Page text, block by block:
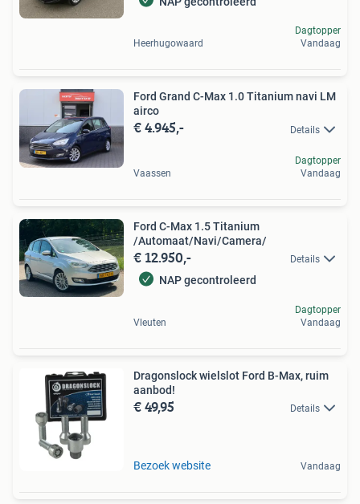
Heerhugowaard
Dagtopper
Vandaag
Ford Grand C-Max 1.0 Titanium navi LM
airco
€ 4.945,- Details
Vaassen
Dagtopper
Vandaag
Ford C-Max 1.5 Titanium
/Automaat/Navi/Camera/
€ 12.950,- Details
NAP gecontroleerd
Vleuten
Dagtopper
Vandaag
Dragonslock wielslot Ford B-Max, ruim
aanbod!
€ 49,95 Details
Bezoek website Vandaag